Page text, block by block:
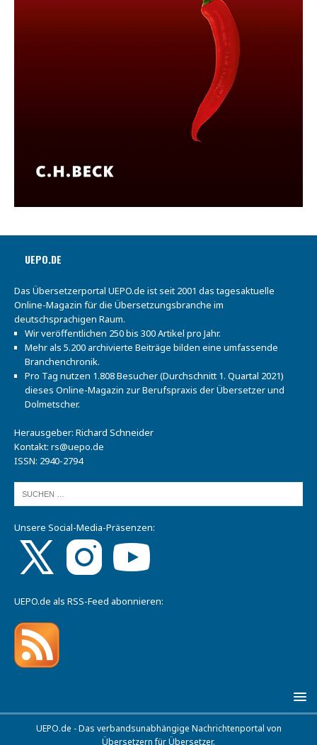
UEPO.DE
Das Übersetzerportal UEPO.de ist seit 2001 das tagesaktuelle
Online-Magazin für die Übersetzungsbranche im
deutschsprachigen Raum.
Wir veröffentlichen 250 bis 300 Artikel pro Jahr.
Mehr als 5.200 archivierte Beiträge bilden eine umfassende
Branchenchronik.
Pro Tag nutzen 1.808 Besucher (Durchschnitt 1. Quartal 2021)
dieses Online-Magazin zur Berufspraxis der Übersetzer und
Dolmetscher.
Herausgeber: Richard Schneider
Kontakt: rs@uepo.de
ISSN: 2940-2794
Unsere Social-Media-Präsenzen:
UEPO.de als RSS-Feed abonnieren:
UEPO.de - Das verbandsunabhängige Nachrichtenportal von
Übersetzern für Übersetzer.